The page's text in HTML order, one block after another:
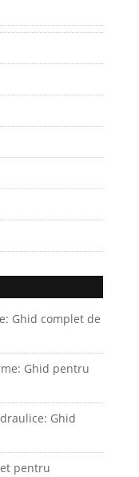
Ghid complet de
Ghid pentru
Ghid
pentru